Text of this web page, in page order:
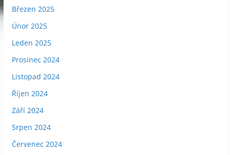
Březen 2025
Únor 2025
Leden 2025
Prosinec 2024
Listopad 2024
Říjen 2024
Září 2024
Srpen 2024
Červenec 2024